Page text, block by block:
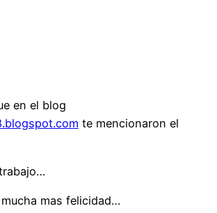
en el blog
te mencionaron el
mas felicidad…